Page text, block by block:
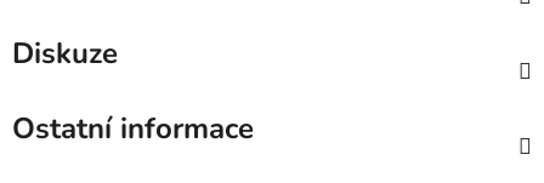
Diskuze
Ostatní informace